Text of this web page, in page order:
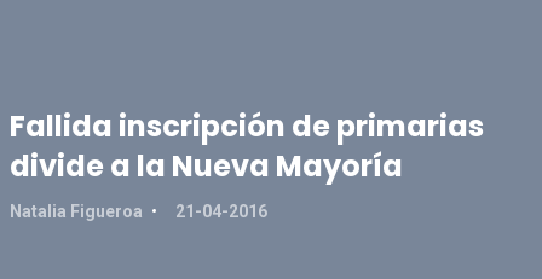
Fallida inscripción de primarias
divide a la Nueva Mayoría
Natalia Figueroa 21-04-2016